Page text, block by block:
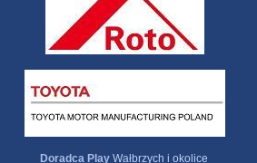
Doradca Play Wałbrzych i okolice